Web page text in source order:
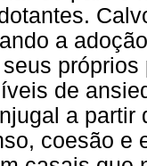
a
de
a
coesão e